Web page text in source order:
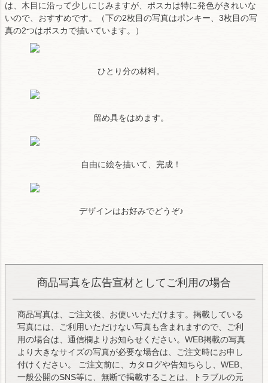
は、木目に沿って少しにじみますが、ポスカは特に発色がきれいな
いので、おすすめです。（下の2枚目の写真はポンキー、3枚目の写
真の2つはポスカで描いています。）
ひとり分の材料。
留め具をはめます。
自由に絵を描いて、完成！
デザインはお好みでどうぞ♪
商品写真を広告宣材としてご利用の場合
商品写真は、ご注文後、お使いいただけます。掲載している
写真には、ご利用いただけない写真も含まれますので、ご利
用の場合は、通信欄よりお知らせください。WEB掲載の写真
より大きなサイズの写真が必要な場合は、ご注文時にお申し
付けください。 ご注文前に、カタログや告知ちらし、WEB、
一般公開のSNS等に、無断で掲載することは、トラブルの元